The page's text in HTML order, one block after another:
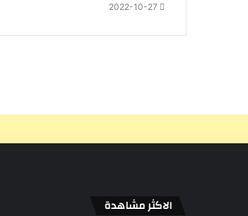
2022-10-27
الاكثر مشاهدة